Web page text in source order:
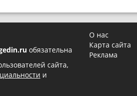
обязательна
сайта,
и
О нас
Карта сайта
Реклама